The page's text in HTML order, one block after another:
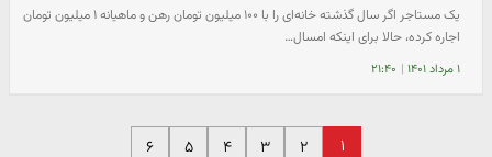
یک مستاجر اگر سال گذشته خانه‌ای را با ۱۰۰ میلیون تومان رهن و ماهیانه ۱ میلیون تومان
اجاره کرده، حالا برای اینکه امسال…
۱ مرداد ۱۴۰۱ | ۲۱:۴۰
۱ ۲ ۳ ۴ ۵ ۶